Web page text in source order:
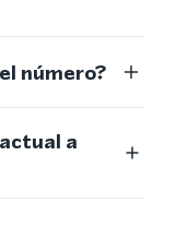
número?
a